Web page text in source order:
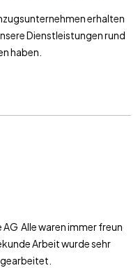
erhalten
Dienstleistungen rund
haben.
waren immer freundlich
wurde sehr